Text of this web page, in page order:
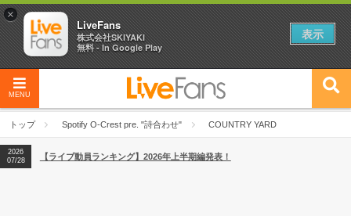
MENU
トップ Spotify O-Crest pre. "詩合わせ" COUNTRY YARD
04/27
【フェス特集2026】フェス情報はここから！
2026
07/28
2026
【フェス特集2026】フェス情報はここから！
2026
07/28
【ライブ動員ランキング】2026年上半期編発表！
×
LiveFans
株式会社SKIYAKI
無料 - In Google Play
表示